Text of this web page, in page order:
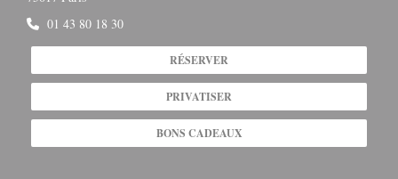
01 43 80 18 30
RÉSERVER
PRIVATISER
BONS CADEAUX